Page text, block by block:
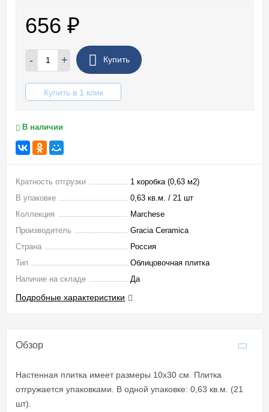
656 ₽
- + Купить
Купить в 1 клик
В наличии
Кратность отгрузки
1 коробка (0,63 м2)
В упаковке
0,63 кв.м. / 21 шт
Коллекция
Marchese
Производитель
Gracia Ceramica
Страна
Россия
Тип
Облицовочная плитка
Наличие на складе
Да
Подробные характеристики
Обзор
Настенная плитка имеет размеры 10x30 см. Плитка
отгружается упаковками. В одной упаковке: 0,63 кв.м. (21
шт).